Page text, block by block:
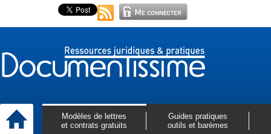
Modèles de lettres
et contrats gratuits
Guides pratiques
outils et barèmes